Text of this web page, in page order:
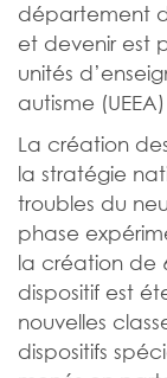
département
et devenir est
unités
autisme
La création
la stratégie
troubles du
phase
la création de
dispositif est
nouvelles
dispositifs